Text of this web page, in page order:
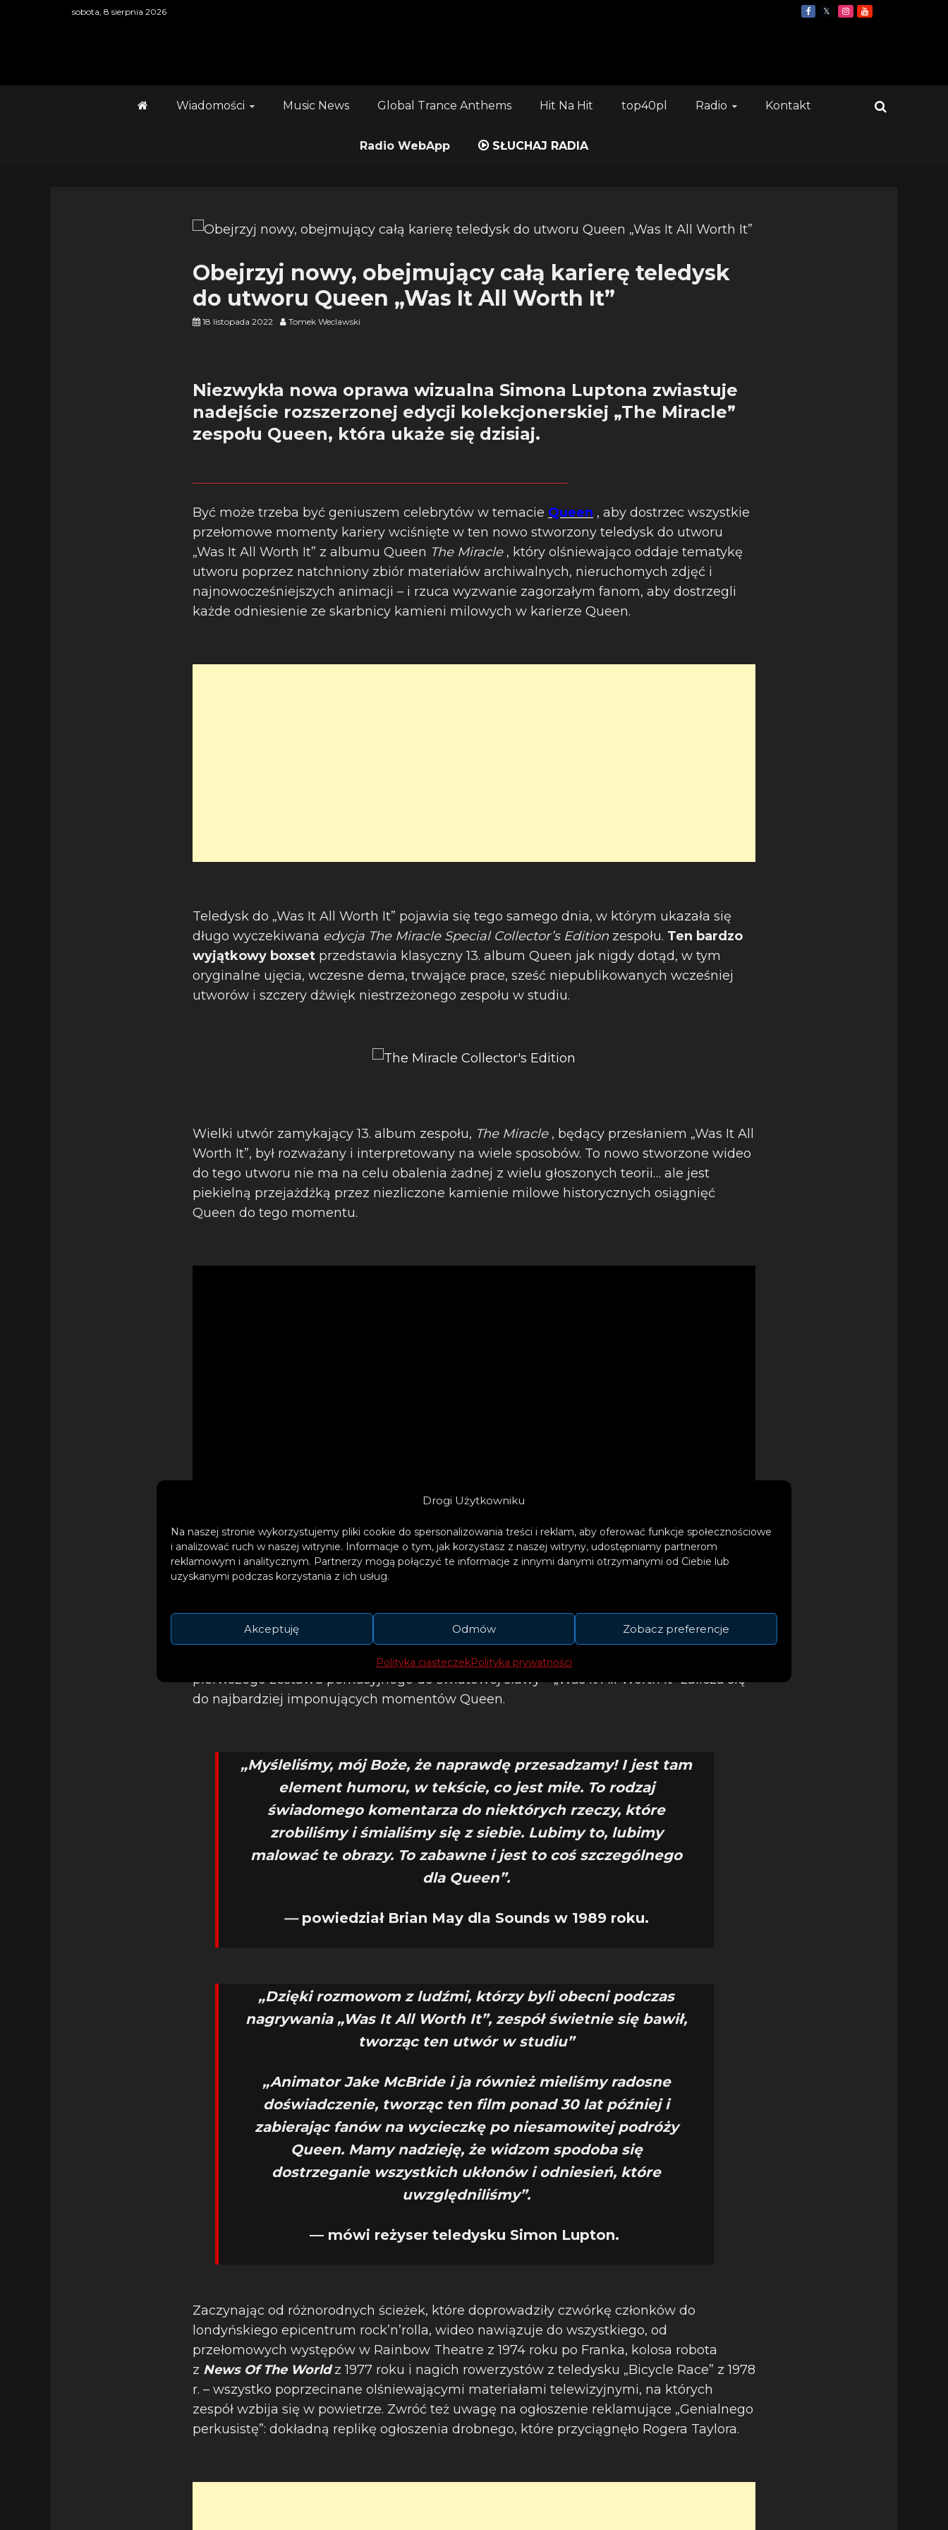
Drogi Użytkowniku
Na naszej stronie wykorzystujemy pliki cookie do spersonalizowania treści i reklam, aby oferować funkcje społecznościowe
i analizować ruch w naszej witrynie. Informacje o tym, jak korzystasz z naszej witryny, udostępniamy partnerom
reklamowym i analitycznym. Partnerzy mogą połączyć te informacje z innymi danymi otrzymanymi od Ciebie lub
uzyskanymi podczas korzystania z ich usług.
Akceptuję Odmów Zobacz preferencje
Polityka ciasteczekPolityka prywatności
sobota, 8 sierpnia 2026
Wiadomości Music News Global Trance Anthems Hit Na Hit top40pl Radio Kontakt
Radio WebApp SŁUCHAJ RADIA
Obejrzyj nowy, obejmujący całą karierę teledysk
do utworu Queen „Was It All Worth It”
18 listopada 2022 Tomek Weclawski
Niezwykła nowa oprawa wizualna Simona Luptona zwiastuje
nadejście rozszerzonej edycji kolekcjonerskiej „The Miracle”
zespołu Queen, która ukaże się dzisiaj.
Być może trzeba być geniuszem celebrytów w temacie Queen , aby dostrzec wszystkie
przełomowe momenty kariery wciśnięte w ten nowo stworzony teledysk do utworu
„Was It All Worth It” z albumu Queen The Miracle, który olśniewająco oddaje tematykę
utworu poprzez natchniony zbiór materiałów archiwalnych, nieruchomych zdjęć i
najnowocześniejszych animacji – i rzuca wyzwanie zagorzałym fanom, aby dostrzegli
każde odniesienie ze skarbnicy kamieni milowych w karierze Queen.
Teledysk do „Was It All Worth It” pojawia się tego samego dnia, w którym ukazała się
długo wyczekiwana edycja The Miracle Special Collector’s Edition zespołu. Ten bardzo
wyjątkowy boxset przedstawia klasyczny 13. album Queen jak nigdy dotąd, w tym
oryginalne ujęcia, wczesne dema, trwające prace, sześć niepublikowanych wcześniej
utworów i szczery dźwięk niestrzeżonego zespołu w studiu.
Wielki utwór zamykający 13. album zespołu, The Miracle, będący przesłaniem „Was It All
Worth It”, był rozważany i interpretowany na wiele sposobów. To nowo stworzone wideo
do tego utworu nie ma na celu obalenia żadnej z wielu głoszonych teorii… ale jest
piekielną przejażdżką przez niezliczone kamienie milowe historycznych osiągnięć
Queen do tego momentu.
Sześciominutowy – z epicką orkiestracją i tekstem, który przedstawia podróż zespołu od
pierwszego zestawu perkusyjnego do światowej sławy – „Was It All Worth It” zalicza się
do najbardziej imponujących momentów Queen.
„Myśleliśmy, mój Boże, że naprawdę przesadzamy! I jest tam
element humoru, w tekście, co jest miłe. To rodzaj
świadomego komentarza do niektórych rzeczy, które
zrobiliśmy i śmialiśmy się z siebie. Lubimy to, lubimy
malować te obrazy. To zabawne i jest to coś szczególnego
dla Queen”.
— powiedział Brian May dla Sounds w 1989 roku.
„Dzięki rozmowom z ludźmi, którzy byli obecni podczas
nagrywania „Was It All Worth It”, zespół świetnie się bawił,
tworząc ten utwór w studiu”
„Animator Jake McBride i ja również mieliśmy radosne
doświadczenie, tworząc ten film ponad 30 lat później i
zabierając fanów na wycieczkę po niesamowitej podróży
Queen. Mamy nadzieję, że widzom spodoba się
dostrzeganie wszystkich ukłonów i odniesień, które
uwzględniliśmy”.
— mówi reżyser teledysku Simon Lupton.
Zaczynając od różnorodnych ścieżek, które doprowadziły czwórkę członków do
londyńskiego epicentrum rock’n’rolla, wideo nawiązuje do wszystkiego, od
przełomowych występów w Rainbow Theatre z 1974 roku po Franka, kolosa robota
z News Of The Worldz 1977 roku i nagich rowerzystów z teledysku „Bicycle Race” z 1978
r. – wszystko poprzecinane olśniewającymi materiałami telewizyjnymi, na których
zespół wzbija się w powietrze. Zwróć też uwagę na ogłoszenie reklamujące „Genialnego
perkusistę”: dokładną replikę ogłoszenia drobnego, które przyciągnęło Rogera Taylora.